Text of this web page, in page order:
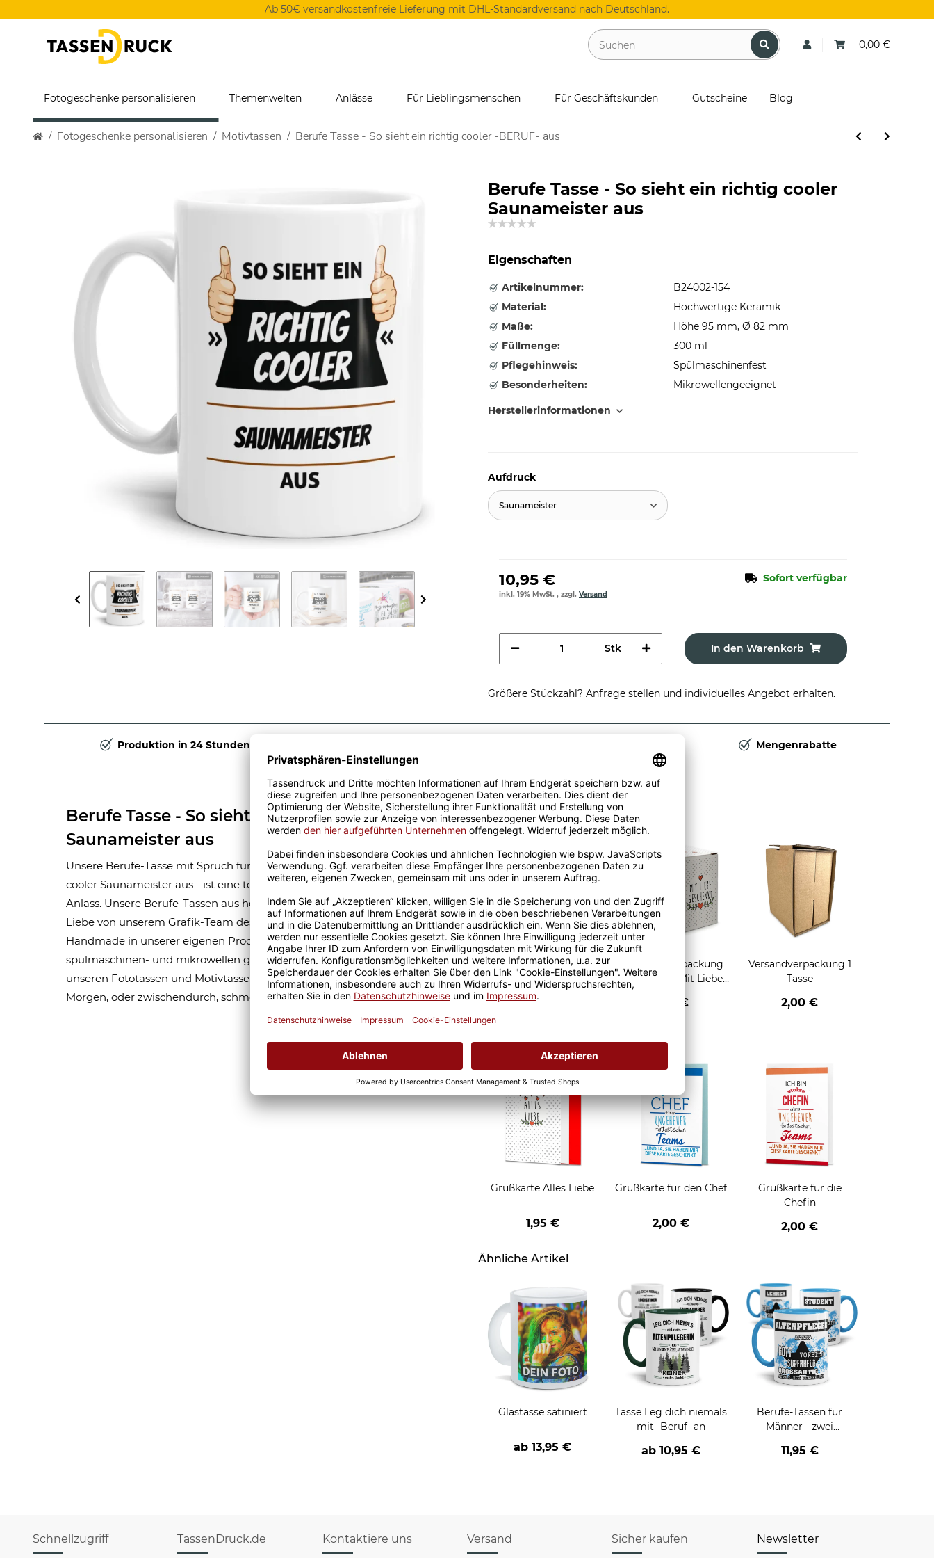
Ab 50€ versandkostenfreie Lieferung mit DHL-Standardversand nach Deutschland.
0,00 €
Fotogeschenke personalisieren Themenwelten Anlässe Für Lieblingsmenschen Für Geschäftskunden Gutscheine Blog
Fotogeschenke personalisieren Motivtassen Berufe Tasse - So sieht ein richtig cooler -BERUF- aus
Berufe Tasse - So sieht ein richtig cooler
Saunameister aus
Eigenschaften
Artikelnummer:
B24002-154
Material:
Hochwertige Keramik
Maße:
Höhe 95 mm, Ø 82 mm
Füllmenge:
300 ml
Pflegehinweis:
Spülmaschinenfest
Besonderheiten:
Mikrowellengeeignet
Herstellerinformationen
Aufdruck
Saunameister
10,95 € Sofort verfügbar
inkl. 19% MwSt. , zzgl. Versand
Stk In den Warenkorb
Größere Stückzahl? Anfrage stellen und individuelles Angebot erhalten.
Produktion in 24 Stunden Mengenrabatte
Berufe Tasse - So sieht ein richtig cooler
Saunameister aus
Unsere Berufe-Tasse mit Spruch für Männer-Berufe - So sieht ein richtig
cooler Saunameister aus - ist eine tolle Geschenkidee, egal zu welchem
Anlass. Unsere Berufe-Tassen aus hochwertiger Keramik wurden mit viel
Liebe von unserem Grafik-Team designt. Mit viel Erfahrung werden sie
Handmade in unserer eigenen Produktion bedruckt. Die Kaffeebecher sind
spülmaschinen- und mikrowellen geeignet. Somit ist eine lange Freude an
unseren Fototassen und Motivtassen garantiert und der Kaffee am
Morgen, oder zwischendurch, schmeckt gleich nochmal so gut.
Passende Verpackungen
Geschenkverpackung 1
Tasse mit Fenster
2,50 €
Geschenkverpackung
für Tassen - Mit Liebe
2,95 €
Versandverpackung 1
Tasse
2,00 €
Grußkarte Alles Liebe
1,95 €
Grußkarte für den Chef
2,00 €
Grußkarte für die
Chefin
2,00 €
Ähnliche Artikel
Glastasse satiniert
ab13,95 €
Tasse Leg dich niemals
mit -Beruf- an
ab10,95 €
Berufe-Tassen für
Männer - zwei
11,95 €
Schnellzugriff TassenDruck.de Kontaktiere uns Versand Sicher kaufen Newsletter